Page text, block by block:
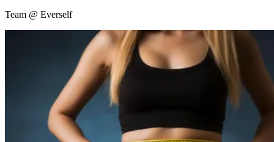
Team @ Everself